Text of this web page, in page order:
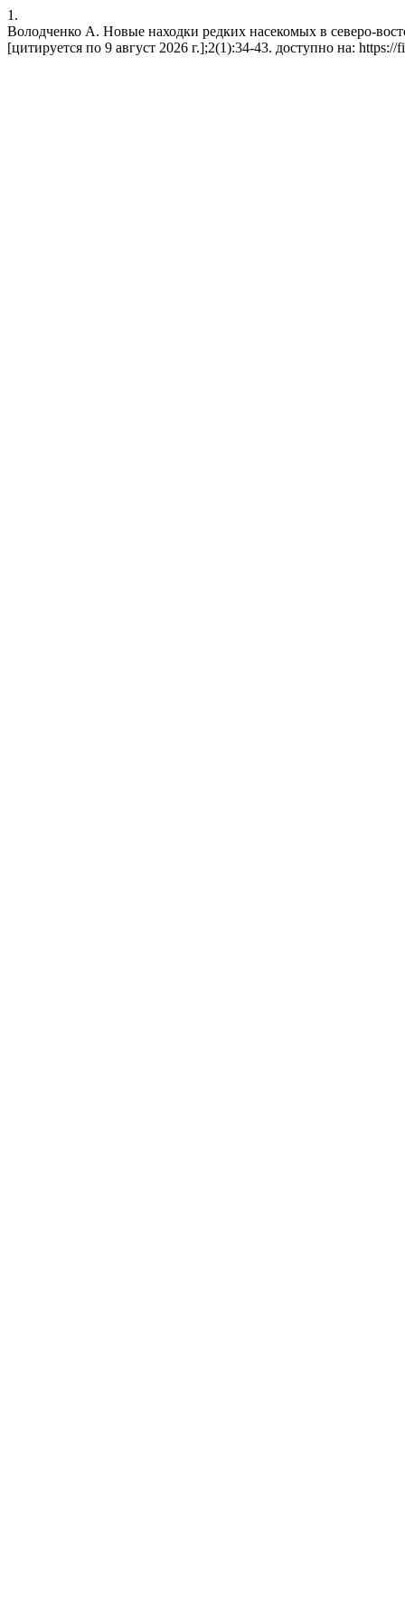
1.
Володченко А. Новые находки редких насекомых в северо-
[цитируется по 9 август 2026 г.];2(1):34-43. доступно на: